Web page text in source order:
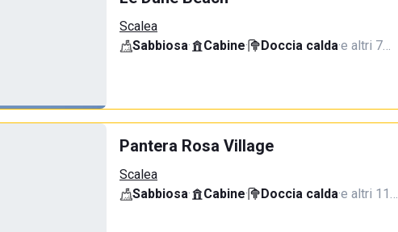
Scalea
Sabbiosa· Cabine· Doccia calda·e altri 7…
Pantera Rosa Village
Scalea
Sabbiosa· Cabine· Doccia calda·e altri 11…